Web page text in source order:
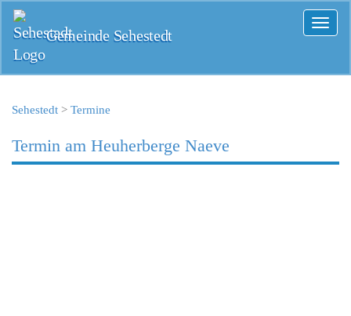
Gemeinde Sehestedt
Sehestedt > Termine
Termin am Heuherberge Naeve